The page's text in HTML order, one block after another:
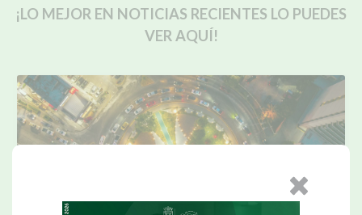
¡LO MEJOR EN NOTICIAS RECIENTES LO PUEDES
VER AQUÍ!